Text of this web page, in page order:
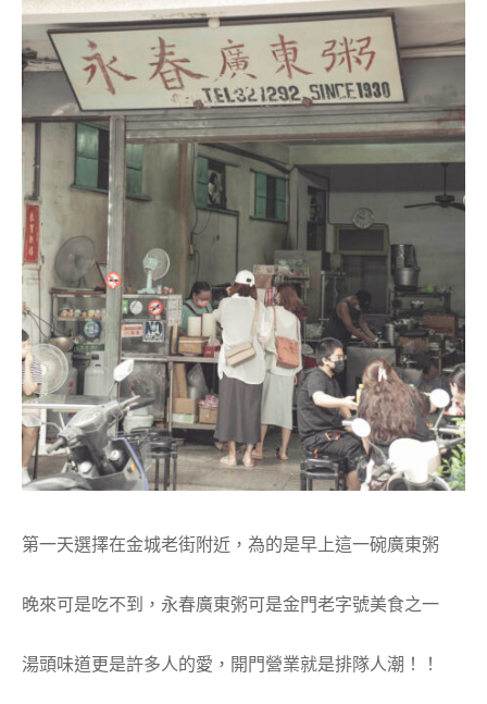
第一天選擇在金城老街附近，為的是早上這一碗廣東粥
晚來可是吃不到，永春廣東粥可是金門老字號美食之一
湯頭味道更是許多人的愛，開門營業就是排隊人潮！！